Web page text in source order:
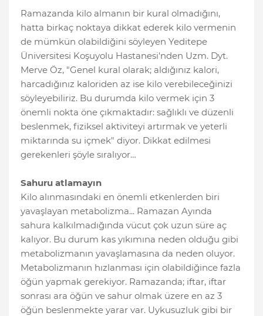
Ramazanda kilo almanın bir kural olmadığını,
hatta birkaç noktaya dikkat ederek kilo vermenin
de mümkün olabildiğini söyleyen Yeditepe
Üniversitesi Koşuyolu Hastanesi'nden Uzm. Dyt.
Merve Öz, "Genel kural olarak; aldığınız kalori,
harcadığınız kaloriden az ise kilo verebileceğinizi
söyleyebiliriz. Bu durumda kilo vermek için 3
önemli nokta öne çıkmaktadır: sağlıklı ve düzenli
beslenmek, fiziksel aktiviteyi artırmak ve yeterli
miktarında su içmek" diyor. Dikkat edilmesi
gerekenleri şöyle sıralıyor…
Sahuru atlamayın
Kilo alınmasındaki en önemli etkenlerden biri
yavaşlayan metabolizma... Ramazan Ayında
sahura kalkılmadığında vücut çok uzun süre aç
kalıyor. Bu durum kas yıkımına neden olduğu gibi
metabolizmanın yavaşlamasına da neden oluyor.
Metabolizmanın hızlanması için olabildiğince fazla
öğün yapmak gerekiyor. Ramazanda; iftar, iftar
sonrası ara öğün ve sahur olmak üzere en az 3
öğün beslenmekte yarar var. Uykusuzluk gibi bir